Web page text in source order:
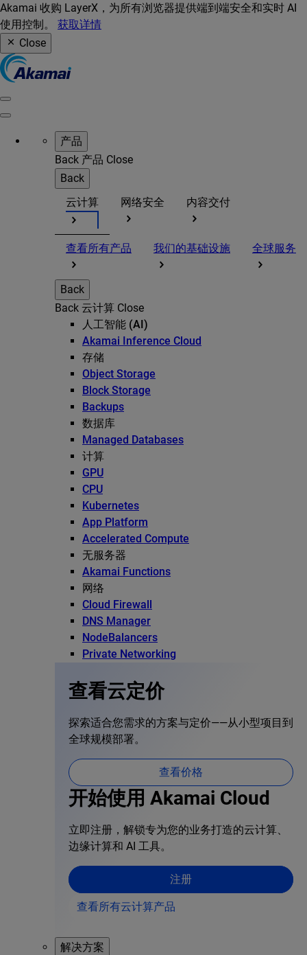
Akamai 收购 LayerX，为所有浏览器提供端到端安全和实时 AI
使用控制。 获取详情
Close
产品
Back 产品 Close
Back
云计算
网络安全 内容交付
查看所有产品 我们的基础设施 全球服务
Back
Back 云计算 Close
人工智能 (AI)
Akamai Inference Cloud
存储
Object Storage
Block Storage
Backups
数据库
Managed Databases
计算
GPU
CPU
Kubernetes
App Platform
Accelerated Compute
无服务器
Akamai Functions
网络
Cloud Firewall
DNS Manager
NodeBalancers
Private Networking
查看云定价
探索适合您需求的方案与定价——从小型项目到
全球规模部署。
查看价格
开始使用 Akamai Cloud
立即注册，解锁专为您的业务打造的云计算、
边缘计算和 AI 工具。
注册
查看所有云计算产品
解决方案